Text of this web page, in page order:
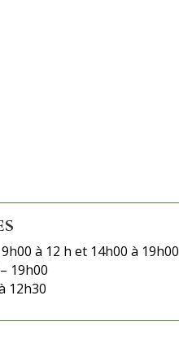
à 12 h et 14h00 à 19h00
19h00
12h30